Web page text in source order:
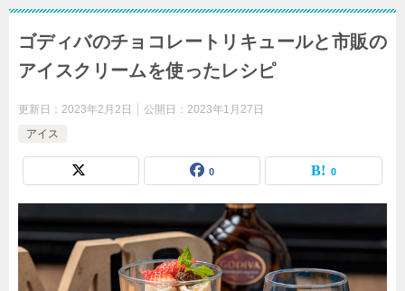
ゴディバのチョコレートリキュールと市販の
アイスクリームを使ったレシピ
更新日： 2023年2月2日 公開日： 2023年1月27日
アイス
0 0